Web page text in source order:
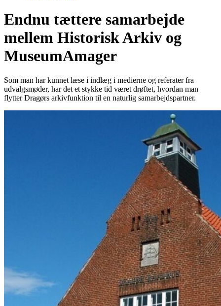
Endnu tættere samarbejde
mellem Historisk Arkiv og
MuseumAmager
Som man har kunnet læse i indlæg i medierne og referater fra
udvalgsmøder, har det et stykke tid været drøftet, hvordan man
flytter Dragørs arkivfunktion til en naturlig samarbejdspartner.